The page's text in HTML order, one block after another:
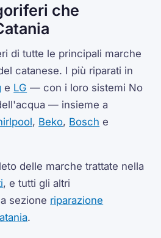
che
di tutte le principali marche
catanese. I più riparati in
e LG — con i loro sistemi No
— insieme a
, Beko, Bosch e
delle marche trattate nella
, e tutti gli altri
sezione riparazione
.